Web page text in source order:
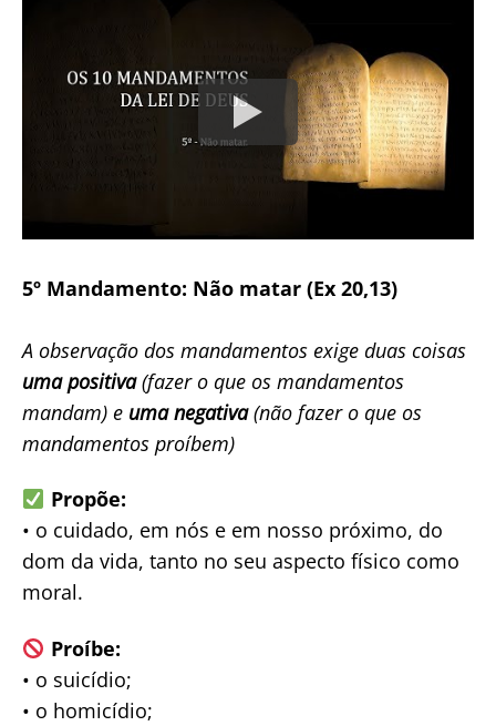
5º Mandamento: Não matar (Ex 20,13)
A observação dos mandamentos exige duas coisas
uma positiva(fazer o que os mandamentos
mandam) e uma negativa(não fazer o que os
mandamentos proíbem)
Propõe:
• o cuidado, em nós e em nosso próximo, do
dom da vida, tanto no seu aspecto físico como
moral.
Proíbe:
• o suicídio;
• o homicídio;